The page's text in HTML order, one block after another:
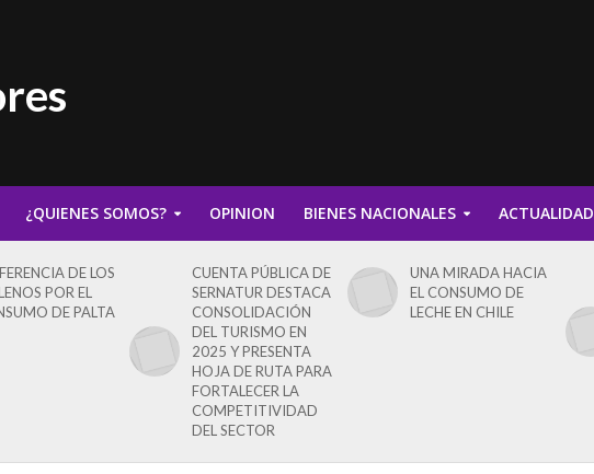
¿QUIENES SOMOS? OPINION BIENES NACIONALES ACTUALIDAD
DE LOS
POR EL
DE PALTA
CUENTA PÚBLICA DE
SERNATUR DESTACA
CONSOLIDACIÓN
DEL TURISMO EN
2025 Y PRESENTA
HOJA DE RUTA PARA
FORTALECER LA
COMPETITIVIDAD
DEL SECTOR
UNA MIRADA HACIA
EL CONSUMO DE
LECHE EN CHILE